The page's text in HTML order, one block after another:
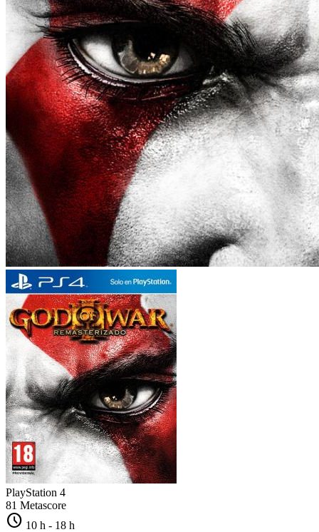
PlayStation 4
81 Metascore
schedule 10 h - 18 h